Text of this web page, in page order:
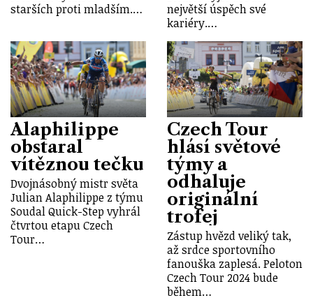
starších proti mladším.…
největší úspěch své
kariéry.…
Alaphilippe
obstaral
vítěznou tečku
Dvojnásobný mistr světa
Julian Alaphilippe z týmu
Soudal Quick-Step vyhrál
čtvrtou etapu Czech
Tour…
Czech Tour
hlásí světové
týmy a
odhaluje
originální
trofej
Zástup hvězd veliký tak,
až srdce sportovního
fanouška zaplesá. Peloton
Czech Tour 2024 bude
během…